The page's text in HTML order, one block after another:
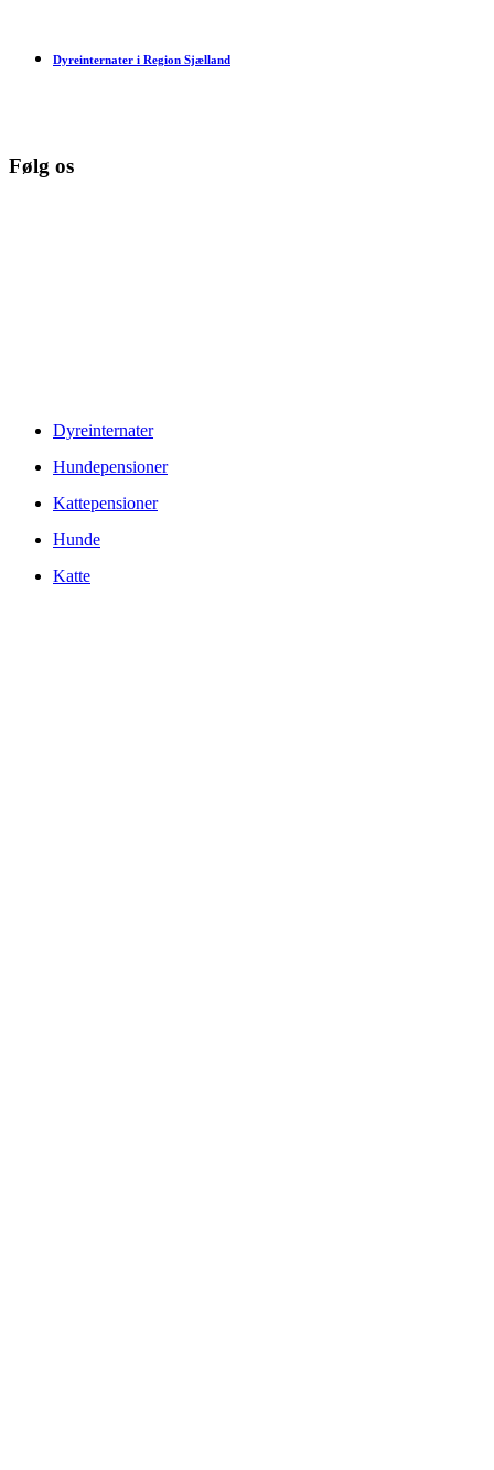
Dyreinternater i Region Sjælland
Følg os
Dyreinternater
Hundepensioner
Kattepensioner
Hunde
Katte